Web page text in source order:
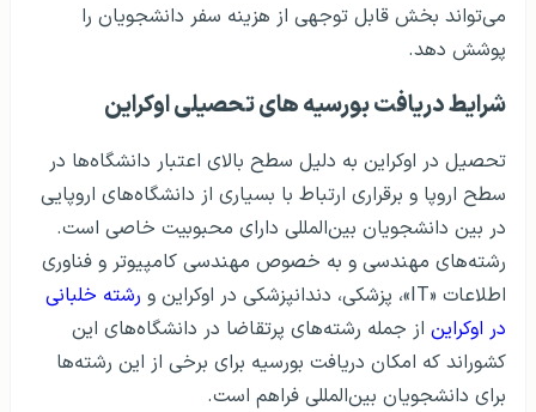
می‌تواند بخش قابل توجهی از هزینه سفر دانشجویان را
پوشش دهد.
شرایط دریافت بورسیه های تحصیلی اوکراین
تحصیل در اوکراین به دلیل سطح بالای اعتبار دانشگاه‌ها در
سطح اروپا و برقراری ارتباط با بسیاری از دانشگاه‌های اروپایی
در بین دانشجویان بین‌المللی دارای محبوبیت خاصی است.
رشته‌های مهندسی و به خصوص مهندسی کامپیوتر و فناوری
اطلاعات «IT»، پزشکی، دندانپزشکی در اوکراین و
رشته‌ خلبانی
در اوکراین از جمله رشته‌های پرتقاضا در دانشگاه‌های این
کشوراند که امکان دریافت بورسیه برای برخی از این رشته‌ها
برای دانشجویان بین‌المللی فراهم است.